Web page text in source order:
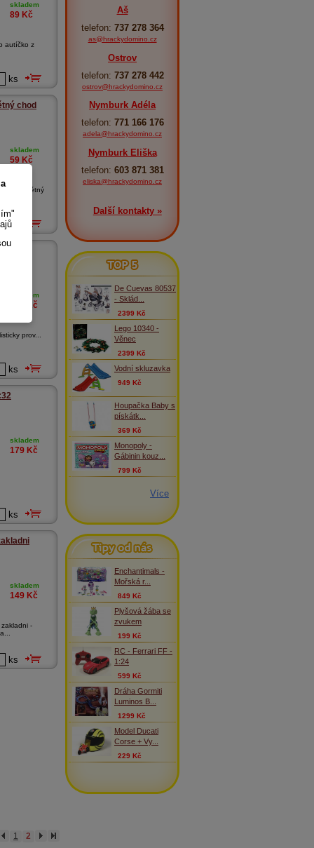
skladem
89 Kč
autíčko z
ks
chod
skladem
59 Kč
na zpětný
ks
baterie
skladem
Kč
prov...
ks
skladem
179 Kč
ks
skladem
149 Kč
-
ks
1 2
Aš
telefon: 737 278 364
as@hrackydomino.cz
Ostrov
telefon: 737 278 442
ostrov@hrackydomino.cz
Nymburk Adéla
telefon: 771 166 176
adela@hrackydomino.cz
Nymburk Eliška
telefon: 603 871 381
eliska@hrackydomino.cz
Další kontakty »
TOP 5
De Cuevas 80537
- Sklád...
2399 Kč
Lego 10340 -
Věnec
2399 Kč
Vodní skluzavka
949 Kč
Houpačka Baby s
pískátk...
369 Kč
Monopoly -
Gábinin kouz...
799 Kč
Více
Tipy od nás
Enchantimals -
Mořská r...
849 Kč
Plyšová žába se
zvukem
199 Kč
RC - Ferrari FF -
1:24
599 Kč
Dráha Gormiti
Luminos B...
1299 Kč
Model Ducati
Corse + Vy...
229 Kč